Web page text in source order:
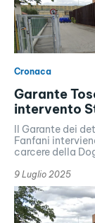
Cronaca
Garante
intervento
Il Garante dei
Fanfani
carcere della
9 Luglio 2025